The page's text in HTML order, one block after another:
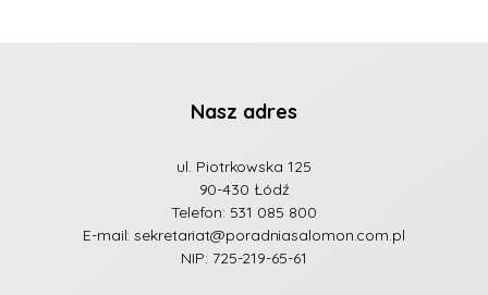
Nasz adres
ul. Piotrkowska 125
90-430 Łódź
Telefon: 531 085 800
E-mail:sekretariat@poradniasalomon.com.pl
NIP: 725-219-65-61